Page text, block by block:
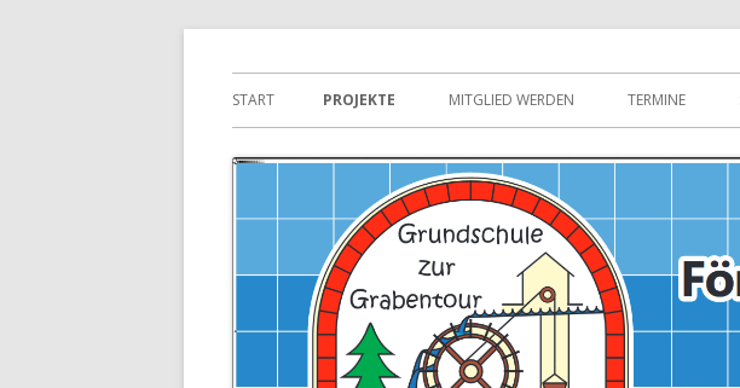
Primäres
Menü
START PROJEKTE MITGLIED WERDEN TERMINE